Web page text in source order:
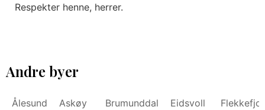
Respekter henne, herrer.
Andre byer
Ålesund
Askøy
Brumunddal
Eidsvoll